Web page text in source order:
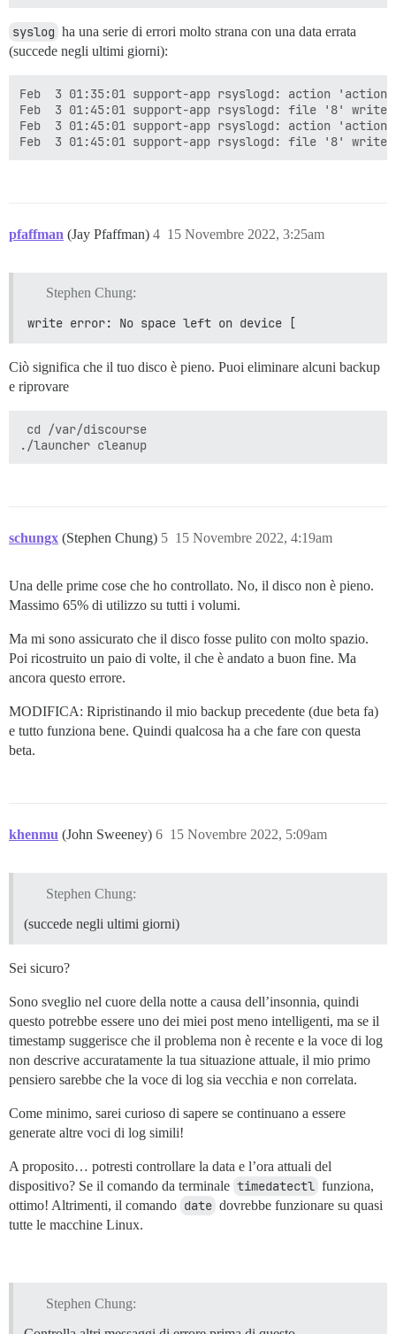
syslog ha una serie di errori molto strana con una data errata
(succede negli ultimi giorni):
Feb  3 01:35:01 support-app rsyslogd: action
Feb  3 01:45:01 support-app rsyslogd: file '8' write
Feb  3 01:45:01 support-app rsyslogd: action
pfaffman (Jay Pfaffman) 15 Novembre 2022, 3:25am
4
Stephen Chung:
write error: No space left on device [
Ciò significa che il tuo disco è pieno. Puoi eliminare alcuni backup
e riprovare
cd /var/discourse
schungx (Stephen Chung) 15 Novembre 2022, 4:19am
5
Una delle prime cose che ho controllato. No, il disco non è pieno.
Massimo 65% di utilizzo su tutti i volumi.
Ma mi sono assicurato che il disco fosse pulito con molto spazio.
Poi ricostruito un paio di volte, il che è andato a buon fine. Ma
ancora questo errore.
MODIFICA: Ripristinando il mio backup precedente (due beta fa)
e tutto funziona bene. Quindi qualcosa ha a che fare con questa
beta.
khenmu (John Sweeney) 15 Novembre 2022, 5:09am
6
Stephen Chung:
(succede negli ultimi giorni)
Sei sicuro?
Sono sveglio nel cuore della notte a causa dell’insonnia, quindi
questo potrebbe essere uno dei miei post meno intelligenti, ma se il
timestamp suggerisce che il problema non è recente e la voce di log
non descrive accuratamente la tua situazione attuale, il mio primo
pensiero sarebbe che la voce di log sia vecchia e non correlata.
Come minimo, sarei curioso di sapere se continuano a essere
generate altre voci di log simili!
A proposito… potresti controllare la data e l’ora attuali del
dispositivo? Se il comando da terminale timedatectl funziona,
ottimo! Altrimenti, il comando date dovrebbe funzionare su quasi
tutte le macchine Linux.
Stephen Chung: